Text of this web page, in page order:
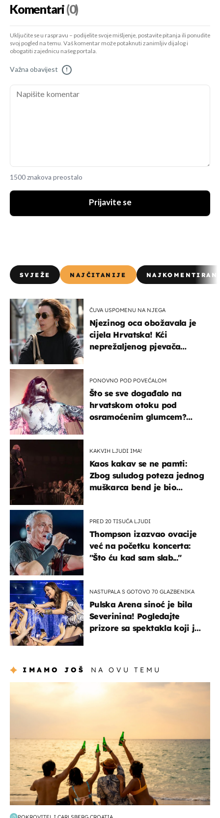
Komentari(0)
Uključite se u raspravu – podijelite svoje mišljenje, postavite pitanja ili ponudite
svoj pogled na temu. Vaš komentar može potaknuti zanimljiv dijalog i
obogatiti zajednicu našeg portala.
Važna obavijest !
1500 znakova preostalo
Prijavite se
SVJEŽE NAJČITANIJE
ČUVA USPOMENU NA NJEGA
Njezinog oca obožavala je
cijela Hrvatska! Kći
neprežaljenog pjevača
PONOVNO POD POVEĆALOM
Što se sve događalo na
hrvatskom otoku pod
osramoćenim glumcem?
KAKVIH LJUDI IMA!
Kaos kakav se ne pamti:
Zbog suludog poteza jednog
muškarca bend je bio
PRED 20 TISUĆA LJUDI
Thompson izazvao ovacije
već na početku koncerta:
"Što ću kad sam slab..."
NASTUPALA S GOTOVO 70 GLAZBENIKA
Pulska Arena sinoć je bila
Severinina! Pogledajte
prizore sa spektakla koji je
IMAMO JOŠ NA OVU TEMU